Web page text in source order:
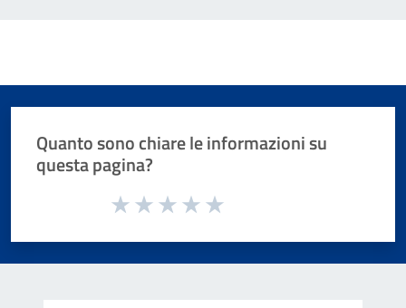
Quanto sono chiare le informazioni su
questa pagina?
Valuta da 1 a 5 stelle la pagina